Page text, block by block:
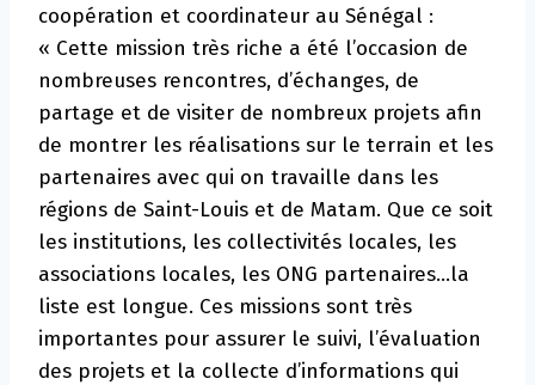
coopération et coordinateur au Sénégal :
« Cette mission très riche a été l’occasion de
nombreuses rencontres, d’échanges, de
partage et de visiter de nombreux projets afin
de montrer les réalisations sur le terrain et les
partenaires avec qui on travaille dans les
régions de Saint-Louis et de Matam. Que ce soit
les institutions, les collectivités locales, les
associations locales, les ONG partenaires…la
liste est longue. Ces missions sont très
importantes pour assurer le suivi, l’évaluation
des projets et la collecte d’informations qui